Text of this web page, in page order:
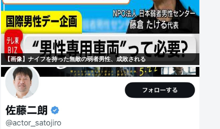
【画像】ナイフを持った無敵の弱者男性、成敗される